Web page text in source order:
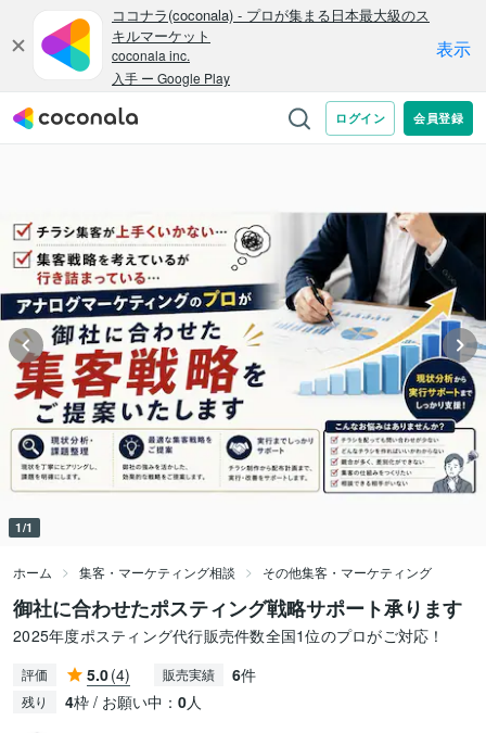
1/1
ホーム 集客・マーケティング相談 その他集客・マーケティング
御社に合わせたポスティング戦略サポート承ります
2025年度ポスティング代行販売件数全国1位のプロがご対応！
評価 5.0(4) 販売実績 6件
残り 4枠 / お願い中： 0人